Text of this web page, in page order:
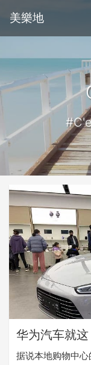
美樂地
华为汽车就
据说本地购物中